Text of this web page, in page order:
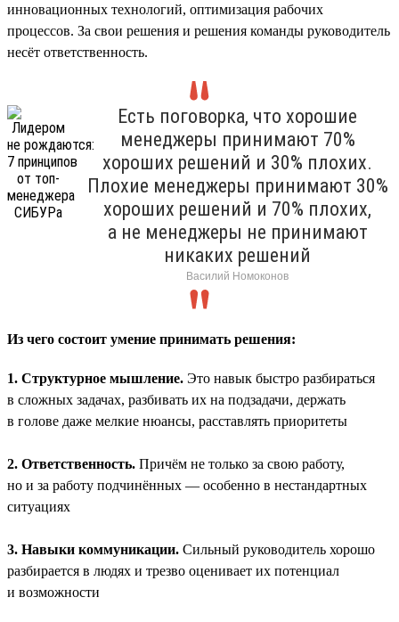
инновационных технологий, оптимизация рабочих
процессов. За свои решения и решения команды руководитель
несёт ответственность.
Есть поговорка, что хорошие
менеджеры принимают 70%
хороших решений и 30% плохих.
Плохие менеджеры принимают 30%
хороших решений и 70% плохих,
а не менеджеры не принимают
никаких решений
Василий Номоконов
Из чего состоит умение принимать решения:
1. Структурное мышление. Это навык быстро разбираться
в сложных задачах, разбивать их на подзадачи, держать
в голове даже мелкие нюансы, расставлять приоритеты
2. Ответственность. Причём не только за свою работу,
но и за работу подчинённых — особенно в нестандартных
ситуациях
3. Навыки коммуникации. Сильный руководитель хорошо
разбирается в людях и трезво оценивает их потенциал
и возможности